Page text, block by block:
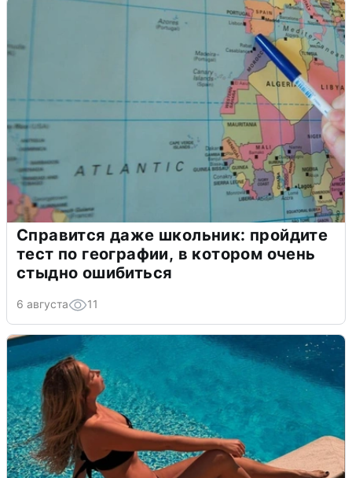
Справится даже школьник: пройдите
тест по географии, в котором очень
стыдно ошибиться
6 августа 11